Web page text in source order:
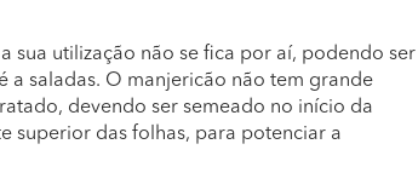
sua utilização não se fica por aí, podendo ser
a saladas. O manjericão não tem grande
devendo ser semeado no início da
superior das folhas, para potenciar a